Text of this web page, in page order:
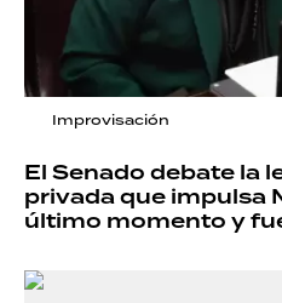
Improvisación
El Senado debate la
privada que impulsa
último momento y